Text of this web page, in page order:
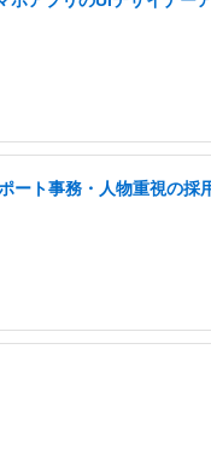
ート事務・人物重視の採